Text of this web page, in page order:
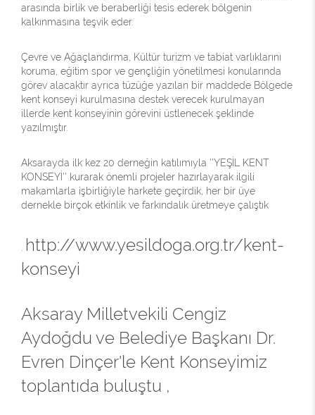
arasında birlik ve beraberliği tesis ederek bölgenin
kalkınmasına teşvik eder.
Çevre ve Ağaçlandırma, Kültür turizm ve tabiat varlıklarını
koruma, eğitim spor ve gençliğin yönetilmesi konularında
görev alacaktır ayrıca tüzüğe yazılan bir maddede Bölgede
kent konseyi kurulmasına destek verecek kurulmayan
illerde kent konseyinin görevini üstlenecek şeklinde
yazılmıştır.
Aksarayda ilk kez 20 derneğin katılımıyla ''YEŞİL KENT
KONSEYİ'' kurarak önemli projeler hazırlayarak ilgili
makamlarla işbirliğiyle harkete geçirdik, her bir üye
dernekle birçok etkinlik ve farkındalık üretmeye çalıştık
http://www.yesildoga.org.tr/kent-
konseyi
Aksaray Milletvekili Cengiz
Aydoğdu ve Belediye Başkanı Dr.
Evren Dinçer'le Kent Konseyimiz
toplantıda buluştu ,